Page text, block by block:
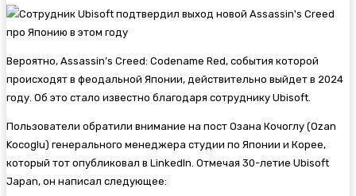
Вероятно, Assassin’s Creed: Codename Red, события которой
происходят в феодальной Японии, действительно выйдет в 2024
году. Об это стало известно благодаря сотруднику Ubisoft.
Пользователи обратили внимание на пост Озана Кочоглу (Ozan
Kocoglu) генерального менеджера студии по Японии и Корее,
который тот опубликовал в LinkedIn. Отмечая 30-летие Ubisoft
Japan, он написал следующее: